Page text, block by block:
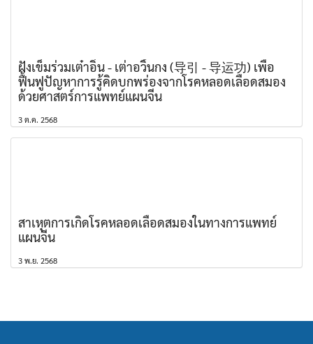
ฝังเข็มร่วมเต๋าอิ่น - เต่าอวิ้นกง (导引 - 导运功) เพื่อ
ฟื้นฟูปัญหาการรู้คิดบกพร่องจากโรคหลอดเลือดสมอง
ด้วยศาสตร์การแพทย์แผนจีน
3 ต.ค. 2568
สาเหุตการเกิดโรคหลอดเลือดสมองในทางการแพทย์
แผนจีน
3 พ.ย. 2568